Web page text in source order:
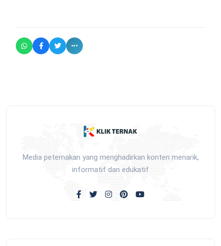
Media peternakan yang menghadirkan konten menarik,
informatif dan edukatif